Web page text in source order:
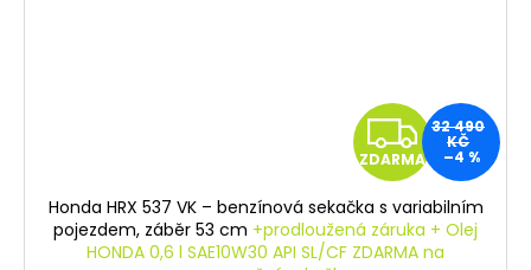
Z
D
A
ZDARMA
32 490
KČ
–4 %
Honda HRX 537 VK – benzínová sekačka s variabilním
pojezdem, záběr 53 cm +prodloužená záruka + Olej
HONDA 0,6 l SAE10W30 API SL/CF ZDARMA na